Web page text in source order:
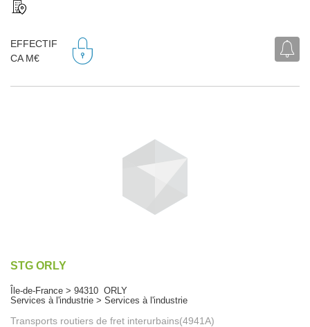
EFFECTIF
CA M€
STG ORLY
Île-de-France > 94310 ORLY
Services à l'industrie > Services à l'industrie
Transports routiers de fret interurbains(4941A)